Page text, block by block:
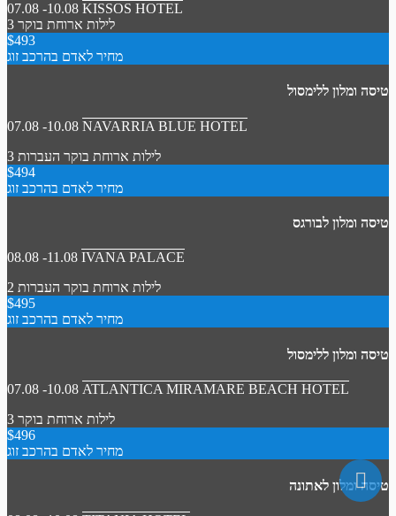
07.08 -10.08 KISSOS HOTEL
3 לילות ארוחת בוקר
$493
מחיר לאדם בהרכב זוג
טיסה ומלון ללימסול
07.08 -10.08 NAVARRIA BLUE HOTEL
3 לילות ארוחת בוקר העברות
$494
מחיר לאדם בהרכב זוג
טיסה ומלון לבורגס
08.08 -11.08 IVANA PALACE
2 לילות ארוחת בוקר העברות
$495
מחיר לאדם בהרכב זוג
טיסה ומלון ללימסול
07.08 -10.08 ATLANTICA MIRAMARE BEACH HOTEL
3 לילות ארוחת בוקר
$496
מחיר לאדם בהרכב זוג
טיסה ומלון לאתונה